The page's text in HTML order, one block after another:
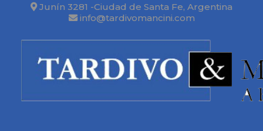
Junín 3281 -Ciudad de Santa Fe, Argentina
info@tardivomancini.com